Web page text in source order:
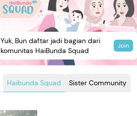
Haibunda Squad Sister Community
Yuk, Bun daftar jadi bagian dari
komunitas HaiBunda Squad
Join